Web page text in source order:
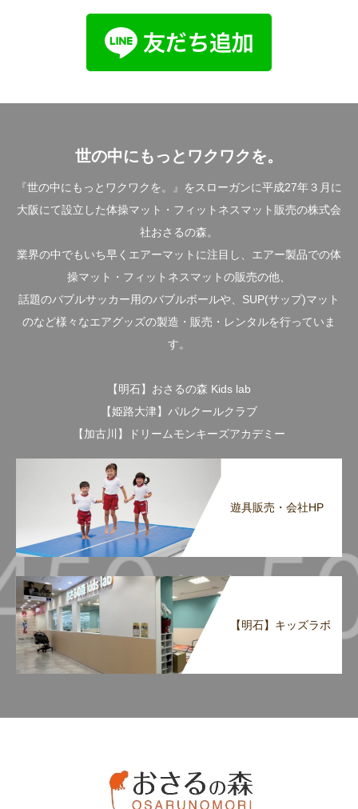
世の中にもっとワクワクを。
『世の中にもっとワクワクを。』をスローガンに平成27年３月に
大阪にて設立した体操マット・フィットネスマット販売の株式会
社おさるの森。
業界の中でもいち早くエアーマットに注目し、エアー製品での体
操マット・フィットネスマットの販売の他、
話題のバブルサッカー用のバブルボールや、SUP(サップ)マット
のなど様々なエアグッズの製造・販売・レンタルを行っていま
す。
【明石】おさるの森 Kids lab
【姫路大津】パルクールクラブ
【加古川】ドリームモンキーズアカデミー
遊具販売・会社HP
【明石】キッズラボ